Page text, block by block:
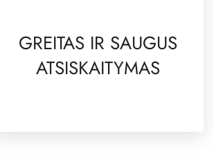
GREITAS IR SAUGUS
ATSISKAITYMAS